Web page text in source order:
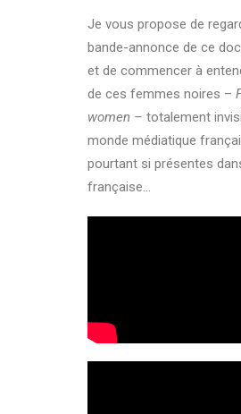
Je vous propose de
bande-annonce de ce
et de commencer à
de ces femmes noires –
women – totalement
monde médiatique
pourtant si présentes
française…